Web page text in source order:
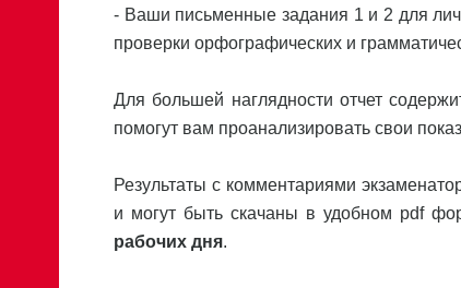
- Ваши письменные задания 1 и 2 для
проверки орфографических и
Для большей наглядности отчет
помогут вам проанализировать свои
Результаты с комментариями
и могут быть скачаны в удобном pdf
рабочих дня.